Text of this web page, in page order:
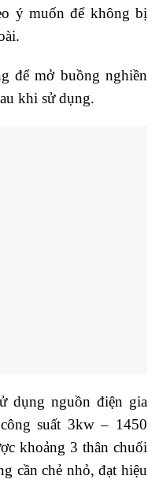
ý muốn để không bị
để mở buồng nghiền
khi sử dụng.
dụng nguồn điện gia
suất 3kw – 1450
khoảng 3 thân chuối
cần chẻ nhỏ, đạt hiệu